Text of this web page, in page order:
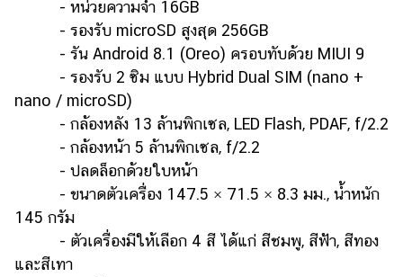
- หน่วยความจำ 16GB
- รองรับ microSD สูงสุด 256GB
- รัน Android 8.1 (Oreo) ครอบทับด้วย MIUI 9
- รองรับ 2 ซิม แบบ Hybrid Dual SIM (nano +
nano / microSD)
- กล้องหลัง 13 ล้านพิกเซล, LED Flash, PDAF, f/2.2
- กล้องหน้า 5 ล้านพิกเซล, f/2.2
- ปลดล็อกด้วยใบหน้า
- ขนาดตัวเครื่อง 147.5 × 71.5 × 8.3 มม., น้ำหนัก
145 กรัม
- ตัวเครื่องมีให้เลือก 4 สี ได้แก่ สีชมพู, สีฟ้า, สีทอง
และสีเทา